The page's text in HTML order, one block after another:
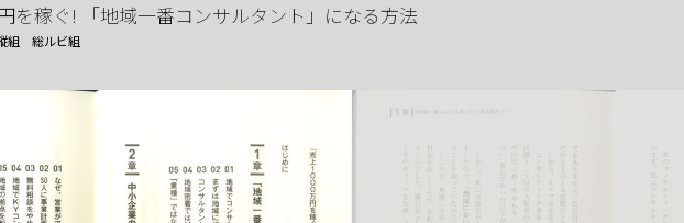
を稼ぐ! 「地域一番コンサルタント」になる方法
組 総ルビ組